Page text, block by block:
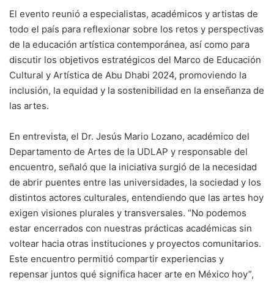
El evento reunió a especialistas, académicos y artistas de
todo el país para reflexionar sobre los retos y perspectivas
de la educación artística contemporánea, así como para
discutir los objetivos estratégicos del Marco de Educación
Cultural y Artística de Abu Dhabi 2024, promoviendo la
inclusión, la equidad y la sostenibilidad en la enseñanza de
las artes.
En entrevista, el Dr. Jesús Mario Lozano, académico del
Departamento de Artes de la UDLAP y responsable del
encuentro, señaló que la iniciativa surgió de la necesidad
de abrir puentes entre las universidades, la sociedad y los
distintos actores culturales, entendiendo que las artes hoy
exigen visiones plurales y transversales. “No podemos
estar encerrados con nuestras prácticas académicas sin
voltear hacia otras instituciones y proyectos comunitarios.
Este encuentro permitió compartir experiencias y
repensar juntos qué significa hacer arte en México hoy”,